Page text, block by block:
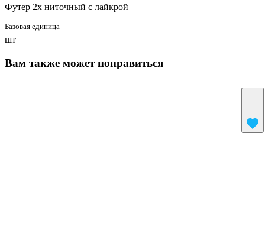
Футер 2х ниточный с лайкрой
Базовая единица
шт
Вам также может понравиться